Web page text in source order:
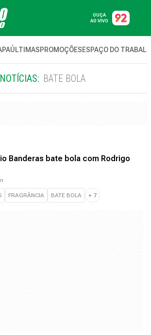
OUÇA
AO VIVO
ÚLTIMASPROMOÇÕESESPAÇO DO
NOTÍCIAS: BATE BOLA
Banderas bate bola com Rodrigo
FRAGRÂNCIA BATE BOLA + 7